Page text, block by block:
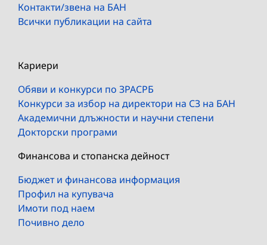
Контакти/звена на БАН
Всички публикации на сайта
Кариери
Обяви и конкурси по ЗРАСРБ
Конкурси за избор на директори на СЗ на БАН
Академични длъжности и научни степени
Докторски програми
Финансова и стопанска дейност
Бюджет и финансова информация
Профил на купувача
Имоти под наем
Почивно дело